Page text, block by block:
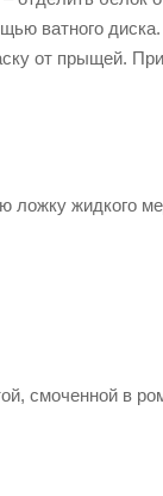
ватного
от прыщей.
ложку жидкого
смоченной в